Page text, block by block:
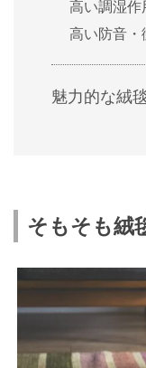
高い調湿作
高い防音・
魅力的な絨
そもそも絨